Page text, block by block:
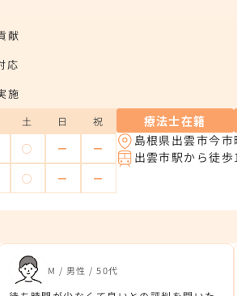
献
応
施
土 日 祝
◯ ー ー
◯ ー ー
療法士在籍
島根県出雲市今市
出雲市駅から徒歩
M / 男性 / 50代